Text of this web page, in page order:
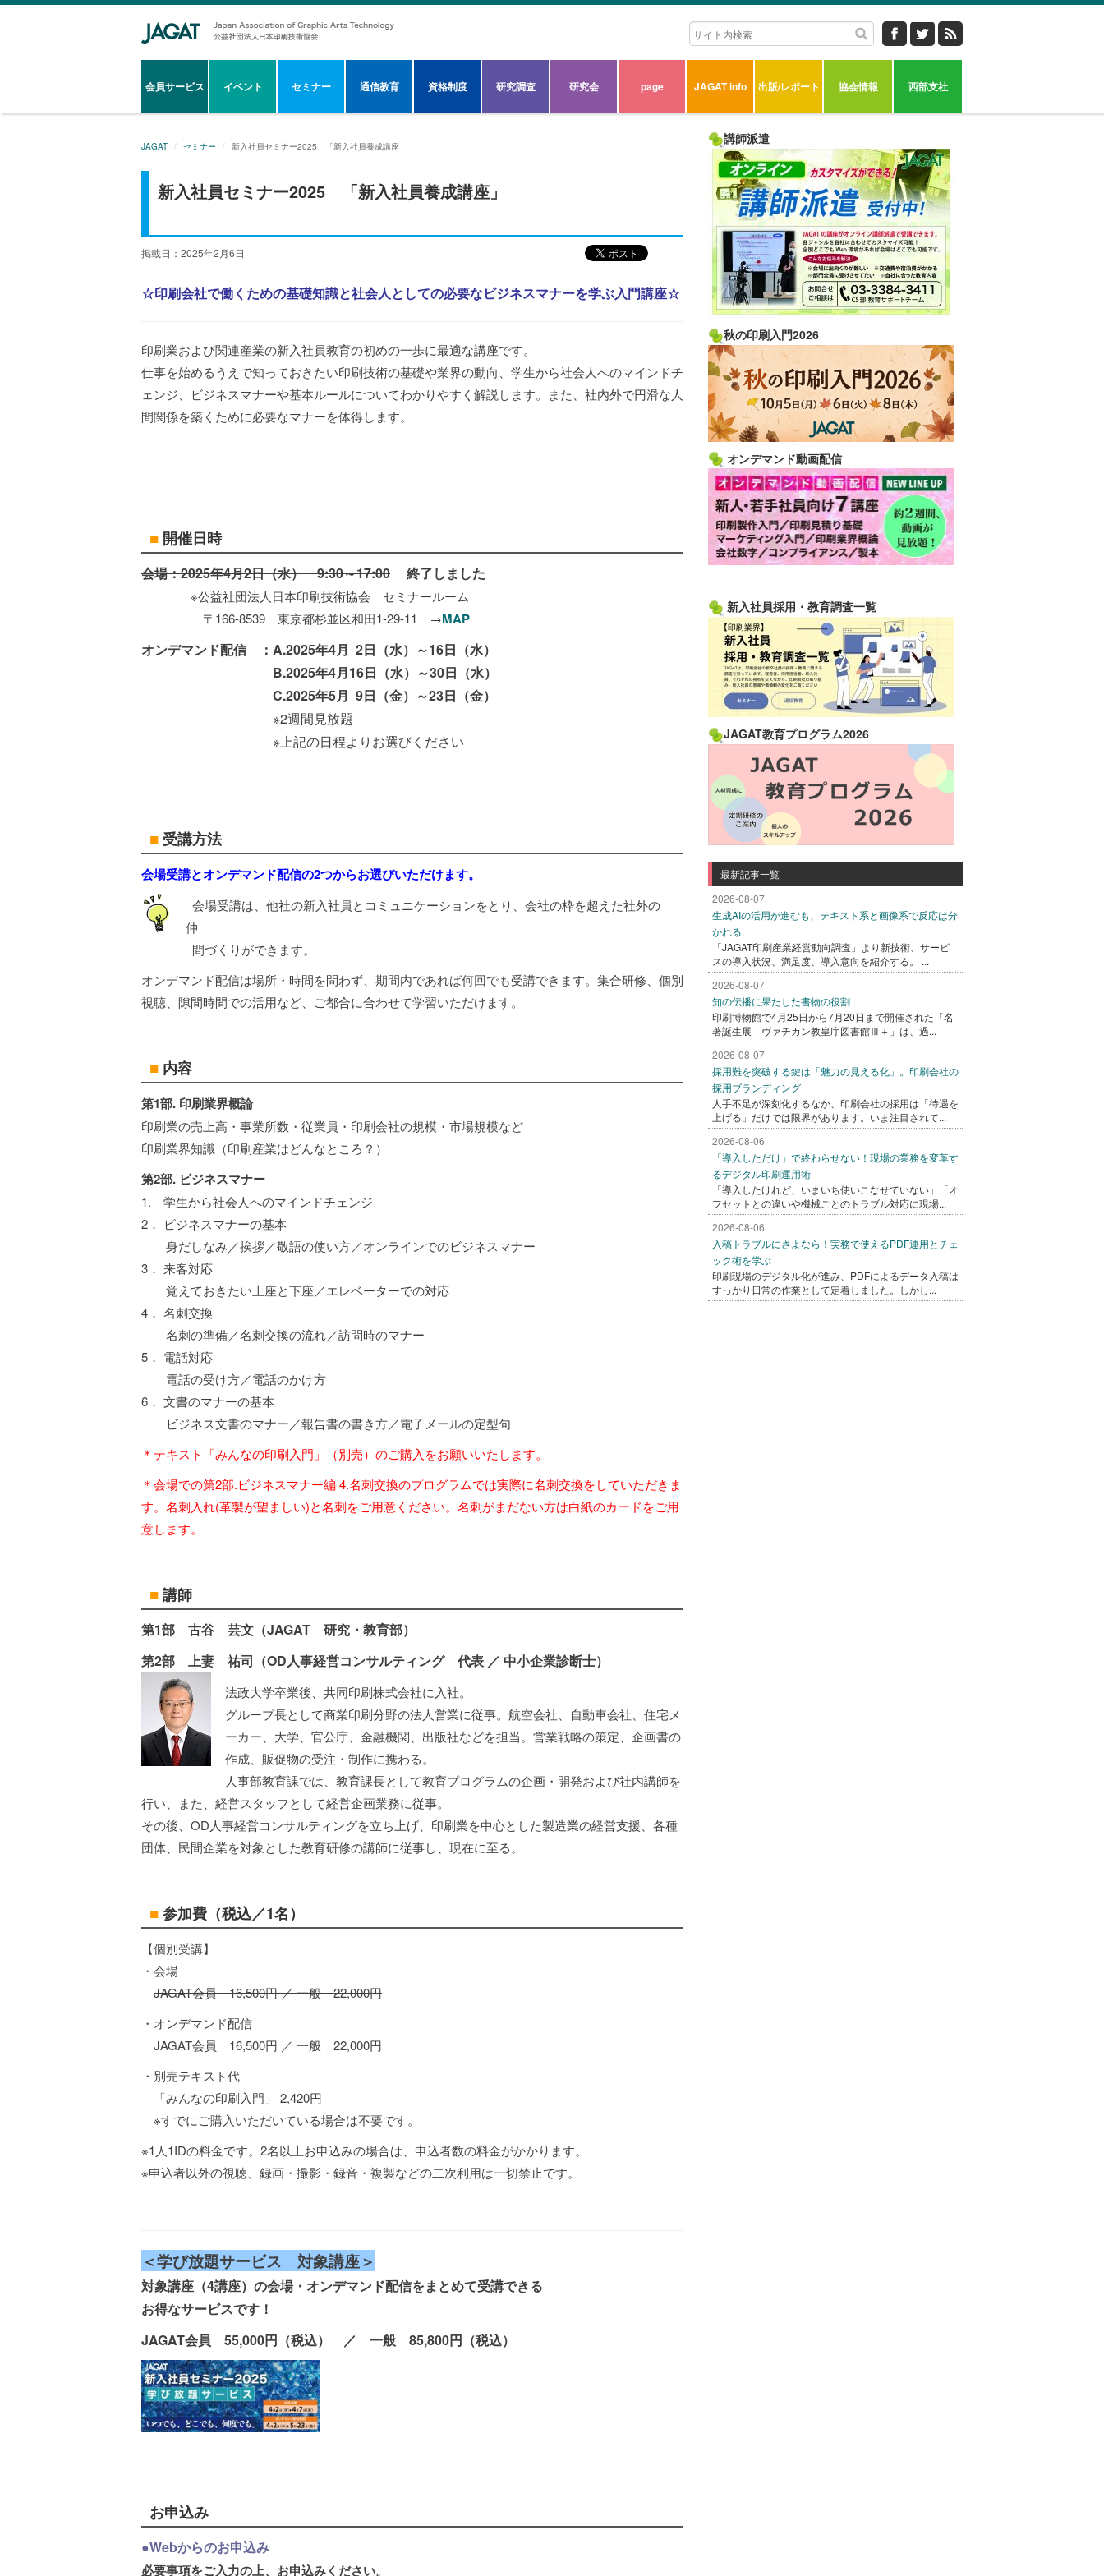
会員サービス イベント セミナー 通信教育 資格制度 研究調査 研究会 page JAGAT info 出版/レポート 協会情報 西部支社
JAGAT セミナー 新入社員セミナー2025 「新入社員養成講座」
新入社員セミナー2025 「新入社員養成講座」
掲載日：2025年2月6日
☆印刷会社で働くための基礎知識と社会人としての必要なビジネスマナーを学ぶ入門講座☆
印刷業および関連産業の新入社員教育の初めの一歩に最適な講座です。
仕事を始めるうえで知っておきたい印刷技術の基礎や業界の動向、学生から社会人へのマインドチ
ェンジ、ビジネスマナーや基本ルールについてわかりやすく解説します。また、社内外で円滑な人
間関係を築くために必要なマナーを体得します。
■ 開催日時
会場：2025年4月2日（水） 9:30～17:00 終了しました
※公益社団法人日本印刷技術協会 セミナールーム
〒166-8539 東京都杉並区和田1-29-11 →MAP
オンデマンド配信 ：A.2025年4月 2日（水）～16日（水）
B.2025年4月16日（水）～30日（水）
C.2025年5月 9日（金）～23日（金）
※2週間見放題
※上記の日程よりお選びください
■ 受講方法
会場受講とオンデマンド配信の2つからお選びいただけます。
会場受講は、他社の新入社員とコミュニケーションをとり、会社の枠を超えた社外の
仲
間づくりができます。
オンデマンド配信は場所・時間を問わず、期間内であれば何回でも受講できます。集合研修、個別
視聴、隙間時間での活用など、ご都合に合わせて学習いただけます。
■ 内容
第1部. 印刷業界概論
印刷業の売上高・事業所数・従業員・印刷会社の規模・市場規模など
印刷業界知識（印刷産業はどんなところ？）
第2部. ビジネスマナー
1. 学生から社会人へのマインドチェンジ
2． ビジネスマナーの基本
身だしなみ／挨拶／敬語の使い方／オンラインでのビジネスマナー
3． 来客対応
覚えておきたい上座と下座／エレベーターでの対応
4． 名刺交換
名刺の準備／名刺交換の流れ／訪問時のマナー
5． 電話対応
電話の受け方／電話のかけ方
6． 文書のマナーの基本
ビジネス文書のマナー／報告書の書き方／電子メールの定型句
＊テキスト「みんなの印刷入門」（別売）のご購入をお願いいたします。
＊会場での第2部.ビジネスマナー編 4.名刺交換のプログラムでは実際に名刺交換をしていただきま
す。名刺入れ(革製が望ましい)と名刺をご用意ください。名刺がまだない方は白紙のカードをご用
意します。
■講師
第1部 古谷 芸文（JAGAT 研究・教育部）
第2部 上妻 祐司（OD人事経営コンサルティング 代表 ／ 中小企業診断士）
法政大学卒業後、共同印刷株式会社に入社。
グループ長として商業印刷分野の法人営業に従事。航空会社、自動車会社、住宅メ
ーカー、大学、官公庁、金融機関、出版社などを担当。営業戦略の策定、企画書の
作成、販促物の受注・制作に携わる。
人事部教育課では、教育課長として教育プログラムの企画・開発および社内講師を
行い、また、経営スタッフとして経営企画業務に従事。
その後、OD人事経営コンサルティングを立ち上げ、印刷業を中心とした製造業の経営支援、各種
団体、民間企業を対象とした教育研修の講師に従事し、現在に至る。
■参加費（税込／1名）
【個別受講】
・会場
JAGAT会員 16,500円 ／ 一般 22,000円
・オンデマンド配信
JAGAT会員 16,500円 ／ 一般 22,000円
・別売テキスト代
「みんなの印刷入門」 2,420円
※すでにご購入いただいている場合は不要です。
※1人1IDの料金です。2名以上お申込みの場合は、申込者数の料金がかかります。
※申込者以外の視聴、録画・撮影・録音・複製などの二次利用は一切禁止です。
＜学び放題サービス 対象講座＞
対象講座（4講座）の会場・オンデマンド配信をまとめて受講できる
お得なサービスです！
JAGAT会員 55,000円（税込） ／ 一般 85,800円（税込）
お申込み
●Webからのお申込み
必要事項をご入力の上、お申込みください。
講師派遣
秋の印刷入門2026
オンデマンド動画配信
新入社員採用・教育調査一覧
JAGAT教育プログラム2026
最新記事一覧
2026-08-07
生成AIの活用が進むも、テキスト系と画像系で反応は分
かれる
「JAGAT印刷産業経営動向調査」より新技術、サービ
スの導入状況、満足度、導入意向を紹介する。 ...
2026-08-07
知の伝播に果たした書物の役割
印刷博物館で4月25日から7月20日まで開催された「名
著誕生展 ヴァチカン教皇庁図書館Ⅲ＋」は、過...
2026-08-07
採用難を突破する鍵は「魅力の見える化」。印刷会社の
採用ブランディング
人手不足が深刻化するなか、印刷会社の採用は「待遇を
上げる」だけでは限界があります。いま注目されて...
2026-08-06
「導入しただけ」で終わらせない！現場の業務を変革す
るデジタル印刷運用術
「導入したけれど、いまいち使いこなせていない」「オ
フセットとの違いや機械ごとのトラブル対応に現場...
2026-08-06
入稿トラブルにさよなら！実務で使えるPDF運用とチェ
ック術を学ぶ
印刷現場のデジタル化が進み、PDFによるデータ入稿は
すっかり日常の作業として定着しました。しかし...